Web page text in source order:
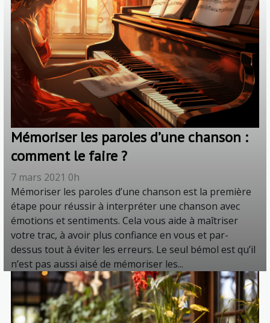
Mémoriser les paroles d’une chanson :
comment le faire ?
7 mars 2021 0h
Mémoriser les paroles d’une chanson est la première
étape pour réussir à interpréter une chanson avec
émotions et sentiments. Cela vous aide à maîtriser
votre trac, à avoir plus confiance en vous et par-
dessus tout à éviter les erreurs. Le seul bémol est qu’il
n’est pas aussi aisé de mémoriser les...